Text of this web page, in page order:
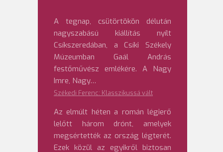
A tegnap, csütörtökön délután
nagyszabású kiállítás nyílt
Csíkszeredában, a Csíki Székely
Múzeumban Gaál András
festőművész emlékére. A Nagy
Imre, Nagy…
Székedi Ferenc: Klasszikussá vált
Az elmúlt héten a román légierő
lelőtt három drónt, amelyek
megsértették az ország légterét.
Ezek közül az egyikről biztosan